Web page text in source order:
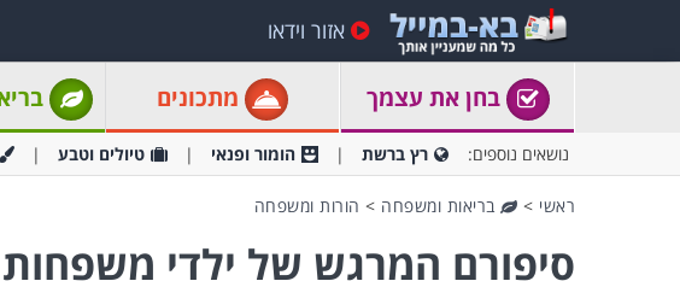
אזור וידאו
בחן את עצמך מתכונים
נושאים נוספים: רץ ברשת הומור ופנאי טיולים וטבע
ראשי > בריאות ומשפחה > הורות ומשפחה
סיפורם המרגש של ילדי